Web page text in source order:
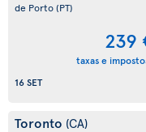
de Porto(PT)
239
taxas e
16 SET
Toronto (CA)